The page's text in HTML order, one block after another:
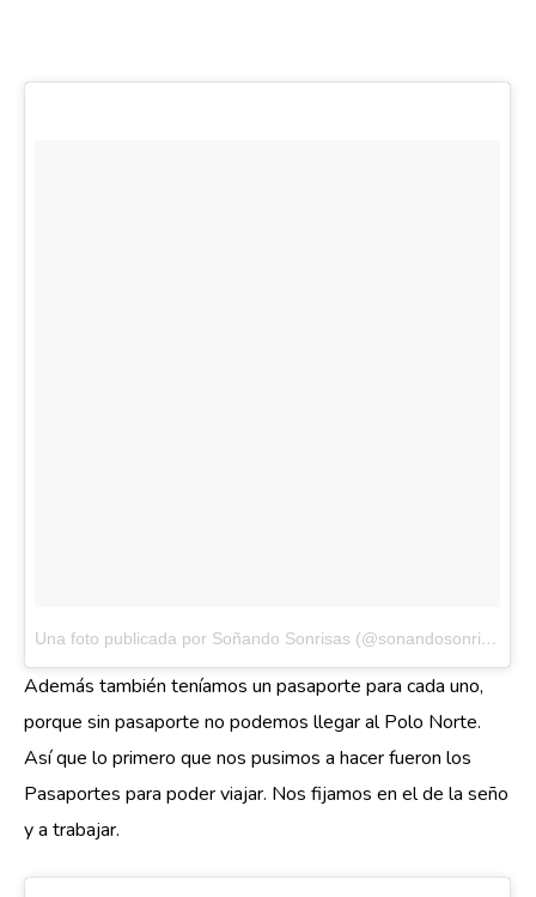
Una foto publicada por Soñando Sonrisas (@sonandosonrisas)
Además también teníamos un pasaporte para cada uno,
porque sin pasaporte no podemos llegar al Polo Norte.
Así que lo primero que nos pusimos a hacer fueron los
Pasaportes para poder viajar. Nos fijamos en el de la seño
y a trabajar.